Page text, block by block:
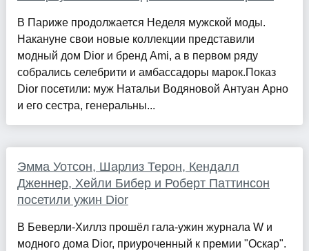
В Париже продолжается Неделя мужской моды.
Накануне свои новые коллекции представили
модный дом Dior и бренд Ami, а в первом ряду
собрались селебрити и амбассадоры марок.Показ
Dior посетили: муж Натальи Водяновой Антуан Арно
и его сестра, генеральны...
Эмма Уотсон, Шарлиз Терон, Кендалл
Дженнер, Хейли Бибер и Роберт Паттинсон
посетили ужин Dior
В Беверли-Хиллз прошёл гала-ужин журнала W и
модного дома Dior, приуроченный к премии "Оскар".